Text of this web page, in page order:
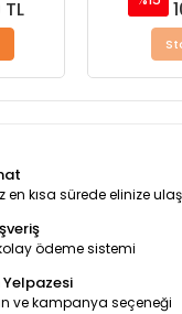
en kısa sürede elinize
ödeme sistemi
Yelpazesi
ve kampanya seçeneği